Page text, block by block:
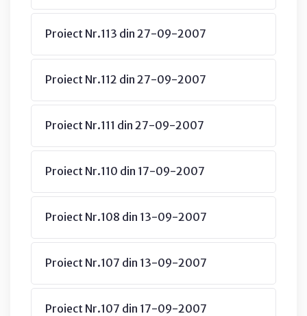
Proiect Nr.113 din 27-09-2007
Proiect Nr.112 din 27-09-2007
Proiect Nr.111 din 27-09-2007
Proiect Nr.110 din 17-09-2007
Proiect Nr.108 din 13-09-2007
Proiect Nr.107 din 13-09-2007
Proiect Nr.107 din 17-09-2007